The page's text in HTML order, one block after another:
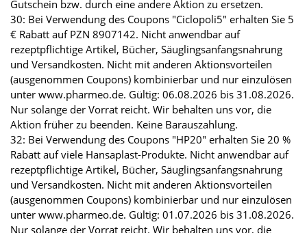
Gutschein bzw. durch eine andere Aktion zu ersetzen.
30: Bei Verwendung des Coupons "Ciclopoli5" erhalten Sie 5
€ Rabatt auf PZN 8907142. Nicht anwendbar auf
rezeptpflichtige Artikel, Bücher, Säuglingsanfangsnahrung
und Versandkosten. Nicht mit anderen Aktionsvorteilen
(ausgenommen Coupons) kombinierbar und nur einzulösen
unter www.pharmeo.de. Gültig: 06.08.2026 bis 31.08.2026.
Nur solange der Vorrat reicht. Wir behalten uns vor, die
Aktion früher zu beenden. Keine Barauszahlung.
32: Bei Verwendung des Coupons "HP20" erhalten Sie 20 %
Rabatt auf viele Hansaplast-Produkte. Nicht anwendbar auf
rezeptpflichtige Artikel, Bücher, Säuglingsanfangsnahrung
und Versandkosten. Nicht mit anderen Aktionsvorteilen
(ausgenommen Coupons) kombinierbar und nur einzulösen
unter www.pharmeo.de. Gültig: 01.07.2026 bis 31.08.2026.
Nur solange der Vorrat reicht. Wir behalten uns vor, die